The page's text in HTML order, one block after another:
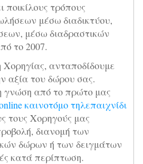
τρόπους
μέσω διαδικτύου,
μέσω διαδραστικών
το 2007.
Χορηγίας, ανταποδίδουμε
αξία του δώρου σας.
γνώση από το πρώτο μας
καινοτόμο τηλεπαιχνίδι
τους Χορηγούς μας
διανομή των
δώρων ή των δειγμάτων
κατά περίπτωση.